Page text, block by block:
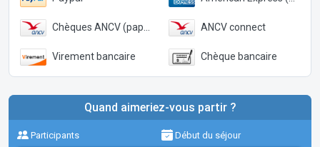
Chèques ANCV (papier) ANCV connect
Virement bancaire Chèque bancaire
Quand aimeriez-vous partir ?
Participants Début du séjour